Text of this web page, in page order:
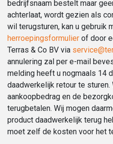
bedrijfsnaam bestelt maar
achterlaat, wordt gezien als
wil terugsturen, kan u gebruik
herroepingsformulier of door
Terras & Co BV via
annulering zal per e-mail
melding heeft u nogmaals 14
daadwerkelijk retour te sturen.
aankoopbedrag en de
terugbetalen. Wij mogen
product daadwerkelijk terug
moet zelf de kosten voor het